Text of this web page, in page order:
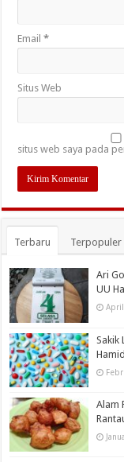
Email*
Situs Web
situs web saya pada
Terbaru Terpopuler
Ari
UU
Sakik
Alam